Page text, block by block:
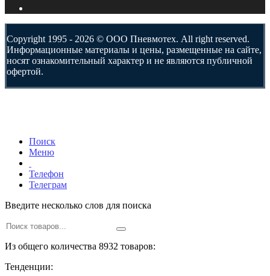
Copyright 1995 - 2026 © ООО Пневмотех. All right reserved.
Информационные материалы и цены, размещенные на сайте,
носят ознакомительный характер и не являются публичной
офертой.
Поиск
Меню
Телефон
Телеграм
Введите несколько слов для поиска
Из общего количества 8932 товаров:
Тенденции: